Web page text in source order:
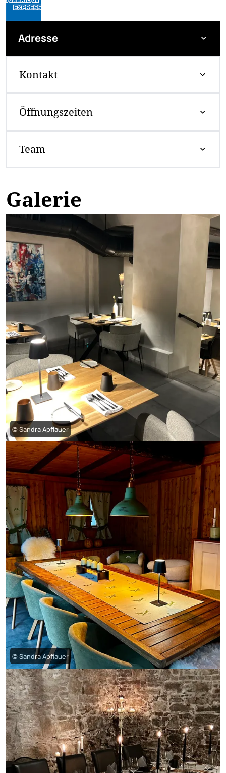
Adresse
Kontakt
Öffnungszeiten
Team
Galerie
© Sandra Apflauer
© Sandra Apflauer